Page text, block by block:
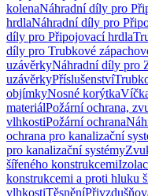
kolenaNáhradní díly pro
hrdlaNáhradní díly pro
díly pro Připojovací hrdla
díly pro Trubkové
uzávěrkyNáhradní díly pro
uzávěrkyPříslušenství
objímkyNosné korýtka
materiálPožární ochrana,
vlhkostiPožární ochrana
ochrana pro kanalizační
pro kanalizační systémy
šířeného konstrukcemi
konstrukcemi a proti hluku
vlhkostiTěsnění